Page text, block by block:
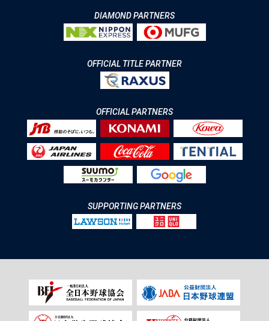
DIAMOND PARTNERS
OFFICIAL TITLE PARTNER
OFFICIAL PARTNERS
SUPPORTING PARTNERS